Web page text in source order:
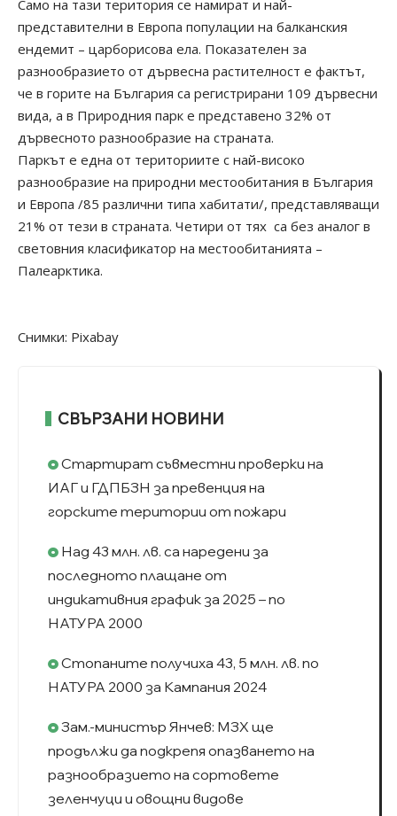
Само на тази територия се намират и най-
представителни в Европа популации на балканския
ендемит – царборисова ела. Показателен за
разнообразието от дървесна растителност е фактът,
че в горите на България са регистрирани 109 дървесни
вида, а в Природния парк е представено 32% от
дървесното разнообразие на страната.
Паркът е една от териториите с най-високо
разнообразие на природни местообитания в България
и Европа /85 различни типа хабитати/, представляващи
21% от тези в страната. Четири от тях са без аналог в
световния класификатор на местообитанията –
Палеарктика.
Снимки: Pixabay
СВЪРЗАНИ НОВИНИ
Стартират съвместни проверки на
ИАГ и ГДПБЗН за превенция на
горските територии от пожари
Над 43 млн. лв. са наредени за
последното плащане от
индикативния график за 2025 – по
НАТУРА 2000
Стопаните получиха 43, 5 млн. лв. по
НАТУРА 2000 за Кампания 2024
Зам.-министър Янчев: МЗХ ще
продължи да подкрепя опазването на
разнообразието на сортовете
зеленчуци и овощни видове